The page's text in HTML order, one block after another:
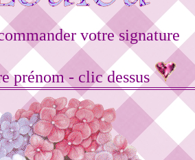
votre signature
prénom - clic dessus